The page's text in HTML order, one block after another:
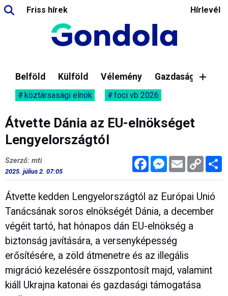
Friss hírek Hírlevél
Belföld Külföld Vélemény Gazdaság
köztársasági elnök foci vb 2026
Átvette Dánia az EU-elnökséget
Lengyelországtól
FacebookMessenger
Email Copy
Link
Szerző: mti
2025. július 2. 07:05
Átvette kedden Lengyelországtól az Európai Unió
Tanácsának soros elnökségét Dánia, a december
végéit tartó, hat hónapos dán EU-elnökség a
biztonság javítására, a versenyképesség
erősítésére, a zöld átmenetre és az illegális
migráció kezelésére összpontosít majd, valamint
kiáll Ukrajna katonai és gazdasági támogatása